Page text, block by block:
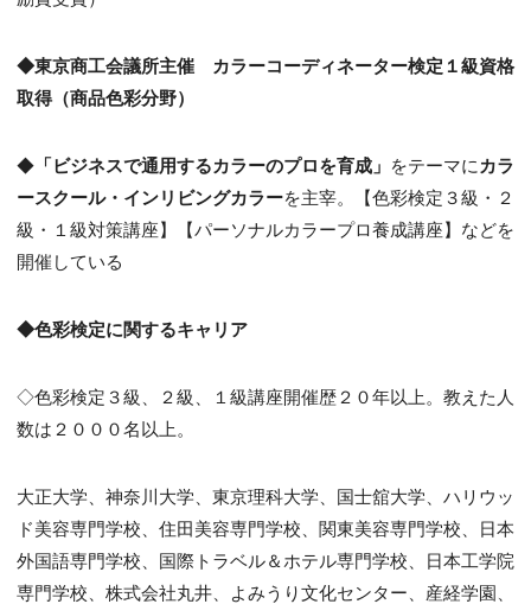
◆東京商工会議所主催 カラーコーディネーター検定１級資格
取得（商品色彩分野）
◆「ビジネスで通用するカラーのプロを育成」 をテーマに カラ
ースクール・インリビングカラーを主宰。【色彩検定３級・２
級・１級対策講座】【パーソナルカラープロ養成講座】などを
開催している
◆色彩検定に関するキャリア
◇色彩検定３級、２級、１級講座開催歴２０年以上。教えた人
数は２０００名以上。
大正大学、神奈川大学、東京理科大学、国士舘大学、ハリウッ
ド美容専門学校、住田美容専門学校、関東美容専門学校、日本
外国語専門学校、国際トラベル＆ホテル専門学校、日本工学院
専門学校、株式会社丸井、よみうり文化センター、産経学園、